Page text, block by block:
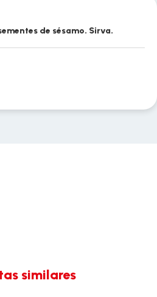
de sésamo. Sirva.
similares